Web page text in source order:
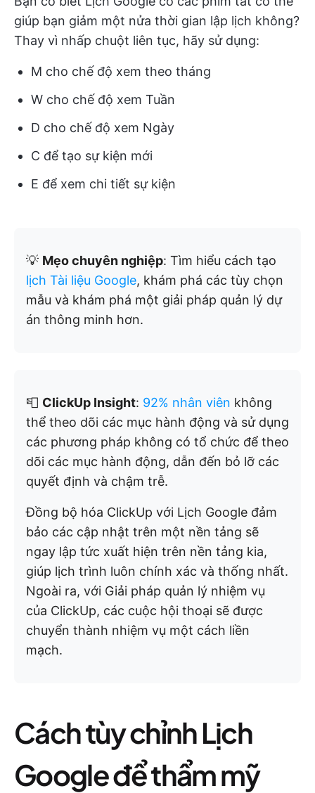
giúp bạn giảm một nửa thời gian lập lịch không?
Thay vì nhấp chuột liên tục, hãy sử dụng:
M cho chế độ xem theo tháng
W cho chế độ xem Tuần
D cho chế độ xem Ngày
C để tạo sự kiện mới
E để xem chi tiết sự kiện
💡 Mẹo chuyên nghiệp: Tìm hiểu cách tạo
lịch Tài liệu Google, khám phá các tùy chọn
mẫu và khám phá một giải pháp quản lý dự
án thông minh hơn.
📮 ClickUp Insight: 92% nhân viên không
thể theo dõi các mục hành động và sử dụng
các phương pháp không có tổ chức để theo
dõi các mục hành động, dẫn đến bỏ lỡ các
quyết định và chậm trễ.
Đồng bộ hóa ClickUp với Lịch Google đảm
bảo các cập nhật trên một nền tảng sẽ
ngay lập tức xuất hiện trên nền tảng kia,
giúp lịch trình luôn chính xác và thống nhất.
Ngoài ra, với Giải pháp quản lý nhiệm vụ
của ClickUp, các cuộc hội thoại sẽ được
chuyển thành nhiệm vụ một cách liền
mạch.
Cách tùy chỉnh Lịch
Google để thẩm mỹ